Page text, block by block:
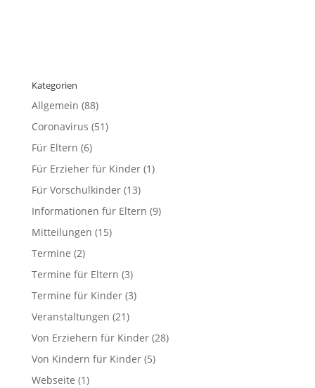
Kategorien
Allgemein (88)
Coronavirus (51)
Für Eltern (6)
Für Erzieher für Kinder(1)
Für Vorschulkinder(13)
Informationen für Eltern (9)
Mitteilungen (15)
Termine (2)
Termine für Eltern (3)
Termine für Kinder(3)
Veranstaltungen (21)
Von Erziehern für Kinder(28)
Von Kindern für Kinder(5)
Webseite (1)